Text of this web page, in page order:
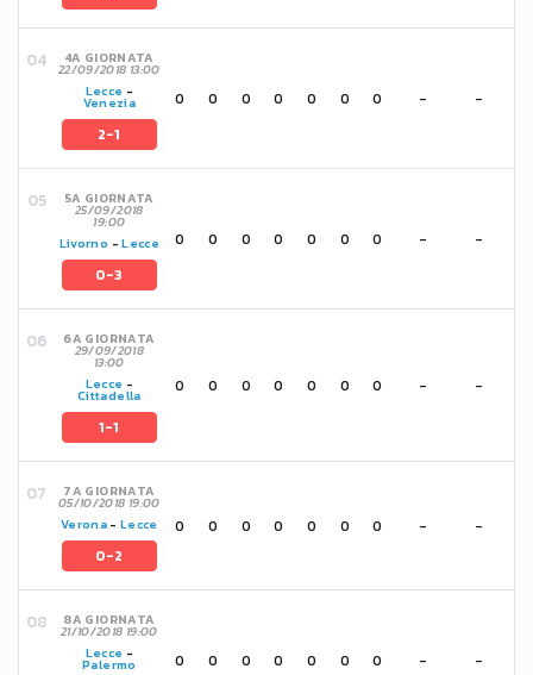
4A GIORNATA
22/09/2018 13:00
Lecce -
Venezia
2-1
0 0 0 0 0 0 0 - -
5A GIORNATA
25/09/2018
19:00
Livorno -Lecce
0-3
0 0 0 0 0 0 0 - -
6A GIORNATA
29/09/2018
13:00
Lecce -
Cittadella
1-1
0 0 0 0 0 0 0 - -
7A GIORNATA
05/10/2018 19:00
Verona -Lecce
0-2
0 0 0 0 0 0 0 - -
8A GIORNATA
21/10/2018 19:00
Lecce -
Palermo 0 0 0 0 0 0 0 - -